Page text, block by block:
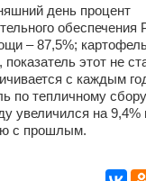
день процент
обеспечения
– 87,5%;
этот не
с каждым
по тепличному
увеличился на 9,4%
с прошлым.